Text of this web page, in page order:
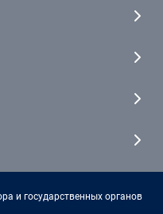
и государственных органов